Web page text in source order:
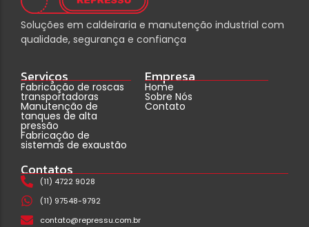
Soluções em caldeiraria e manutenção industrial com
qualidade, segurança e confiança
Serviços
Fabricação de roscas
transportadoras
Manutenção de
tanques de alta
pressão
Fabricação de
sistemas de exaustão
Empresa
Home
Sobre Nós
Contato
Contatos
(11) 4722 9028
(11) 97548-9792
contato@repressu.com.br